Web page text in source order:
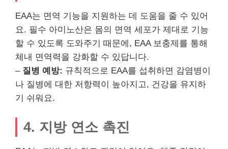
EAA는 면역 기능을 지원하는 데 도움을 줄 수 있어
요. 필수 아미노산은 몸의 면역 세포가 제대로 기능
할 수 있도록 도와주기 때문에, EAA 보충제를 통해
체내 면역력을 강화할 수 있답니다.
– 질병 예방: 규칙적으로 EAA를 섭취하면 감염병이
나 질병에 대한 저항력이 높아지고, 건강을 유지하
기 쉬워요.
4. 지방 연소 촉진